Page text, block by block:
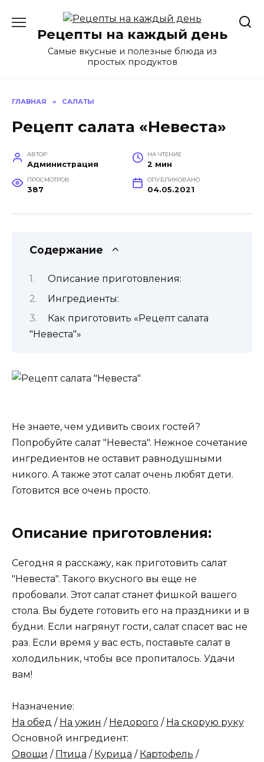
содержаниюРецепты на каждый день
Самые вкусные и полезные блюда из
простых продуктов
ГЛАВНАЯ » САЛАТЫ
Рецепт салата «Невеста»
АВТОР
Администрация
НА ЧТЕНИЕ
2 мин
ПРОСМОТРОВ
387
ОПУБЛИКОВАНО
04.05.2021
Содержание
Описание приготовления:
Ингредиенты:
Как приготовить «Рецепт салата
"Невеста"»
Не знаете, чем удивить своих гостей?
Попробуйте салат "Невеста". Нежное сочетание
ингредиентов не оставит равнодушными
никого. А также этот салат очень любят дети.
Готовится все очень просто.
Описание приготовления:
Сегодня я расскажу, как приготовить салат
"Невеста". Такого вкусного вы еще не
пробовали. Этот салат станет фишкой вашего
стола. Вы будете готовить его на праздники и в
будни. Если нагрянут гости, салат спасет вас не
раз. Если время у вас есть, поставьте салат в
холодильник, чтобы все пропиталось. Удачи
вам!
Назначение:
На обед / На ужин / Недорого / На скорую руку
Основной ингредиент:
Овощи / Птица / Курица / Картофель /